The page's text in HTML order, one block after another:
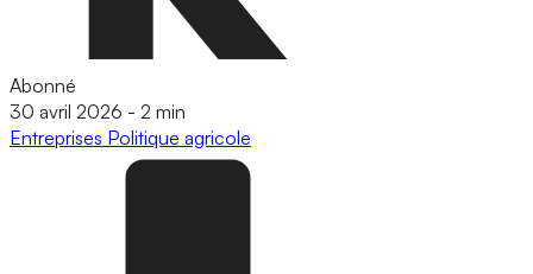
Abonné
30 avril 2026 - 2 min
Entreprises Politique agricole